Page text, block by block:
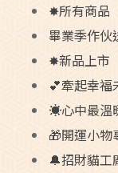
✸所有商品
畢業季作伙
✸新品上市
💕牽起幸福
☀️心中最溫
🎁開運小物
🔔招財貓工